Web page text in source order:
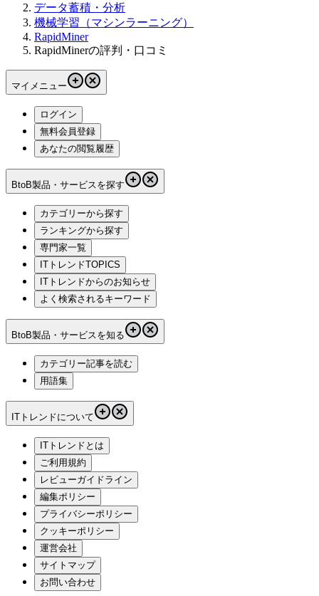
データ蓄積・分析
機械学習（マシンラーニング）
RapidMiner
RapidMinerの評判・口コミ
マイメニュー
ログイン
無料会員登録
あなたの閲覧履歴
BtoB製品・サービスを探す
カテゴリーから探す
ランキングから探す
専門家一覧
ITトレンドTOPICS
ITトレンドからのお知らせ
よく検索されるキーワード
BtoB製品・サービスを知る
カテゴリー記事を読む
用語集
ITトレンドについて
ITトレンドとは
ご利用規約
レビューガイドライン
編集ポリシー
プライバシーポリシー
クッキーポリシー
運営会社
サイトマップ
お問い合わせ